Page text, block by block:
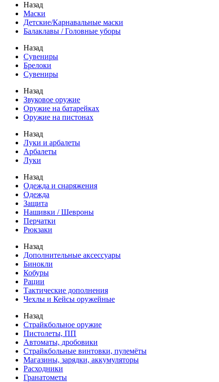
Назад
Маски
Детские/Карнавальные маски
Балаклавы / Головные уборы
Назад
Сувениры
Брелоки
Сувениры
Назад
Звуковое оружие
Оружие на батарейках
Оружие на пистонах
Назад
Луки и арбалеты
Арбалеты
Луки
Назад
Одежда и снаряжения
Одежда
Защита
Нашивки / Шевроны
Перчатки
Рюкзаки
Назад
Дополнительные аксессуары
Бинокли
Кобуры
Рации
Тактические дополнения
Чехлы и Кейсы оружейные
Назад
Страйкбольное оружие
Пистолеты, ПП
Автоматы, дробовики
Страйкбольные винтовки, пулемёты
Магазины, зарядки, аккумуляторы
Расходники
Гранатометы